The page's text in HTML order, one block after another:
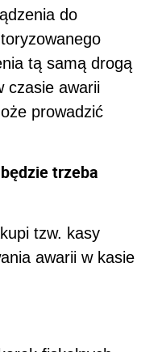
do
tą samą drogą
czasie awarii
prowadzić
trzeba
tzw. kasy
awarii w kasie